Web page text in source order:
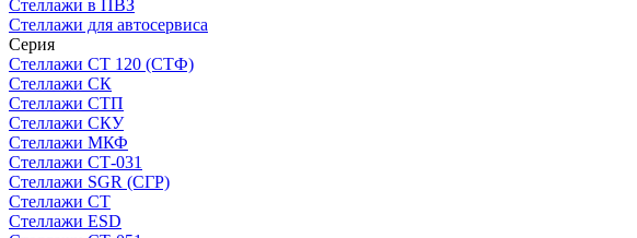
Стеллажи в ПВЗ
Стеллажи для автосервиса
Серия
Стеллажи СТ 120 (СТФ)
Стеллажи СК
Стеллажи СТП
Стеллажи СКУ
Стеллажи МКФ
Стеллажи СТ-031
Стеллажи SGR (СГР)
Стеллажи СТ
Стеллажи ESD